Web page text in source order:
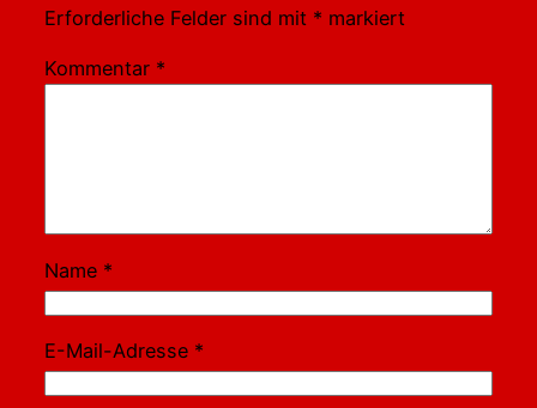
Erforderliche Felder sind mit * markiert
Kommentar *
Name *
E-Mail-Adresse *